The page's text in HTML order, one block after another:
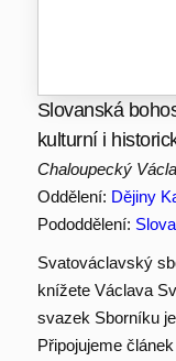
Slovanská
kulturní i
Chaloupecký
Oddělení: Dějiny
Pododdělení:
Svatováclavský
knížete Václava
svazek Sborníku
Připojujeme